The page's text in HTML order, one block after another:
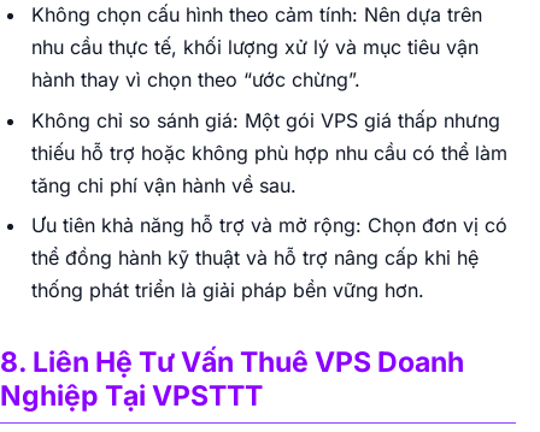
Không chọn cấu hình theo cảm tính: Nên dựa trên
nhu cầu thực tế, khối lượng xử lý và mục tiêu vận
hành thay vì chọn theo “ước chừng”.
Không chỉ so sánh giá: Một gói VPS giá thấp nhưng
thiếu hỗ trợ hoặc không phù hợp nhu cầu có thể làm
tăng chi phí vận hành về sau.
Ưu tiên khả năng hỗ trợ và mở rộng: Chọn đơn vị có
thể đồng hành kỹ thuật và hỗ trợ nâng cấp khi hệ
thống phát triển là giải pháp bền vững hơn.
8. Liên Hệ Tư Vấn Thuê VPS Doanh
Nghiệp Tại VPSTTT